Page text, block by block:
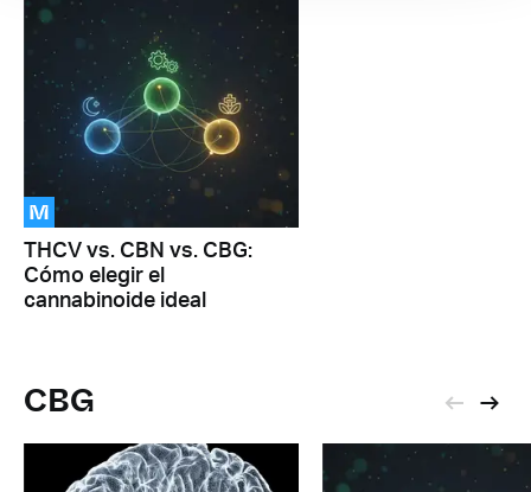
M
THCV vs. CBN vs. CBG:
Cómo elegir el
cannabinoide ideal
CBG